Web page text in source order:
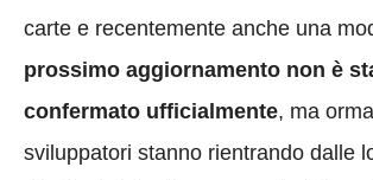
carte e recentemente anche una
prossimo aggiornamento non è
confermato ufficialmente, ma
sviluppatori stanno rientrando dalle